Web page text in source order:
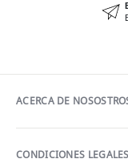
ACERCA DE
CONDICIONES LEGALES